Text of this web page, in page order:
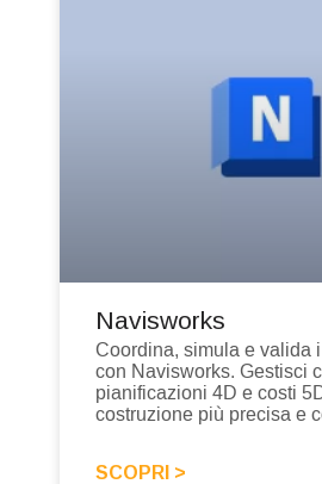
Navisworks
Coordina, simula e valida
con Navisworks. Gestisci
pianificazioni 4D e costi
costruzione più precisa e
SCOPRI >